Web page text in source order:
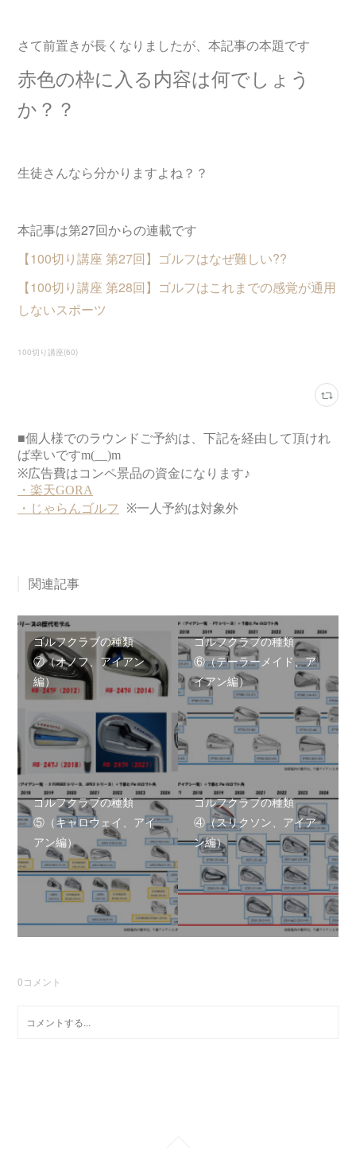
さて前置きが長くなりましたが、本記事の本題です
赤色の枠に入る内容は何でしょう
か？？
生徒さんなら分かりますよね？？
本記事は第27回からの連載です
【100切り講座 第27回】ゴルフはなぜ難しい??
【100切り講座 第28回】ゴルフはこれまでの感覚が通用
しないスポーツ
100切り講座(60)
関連記事
ゴルフクラブの種類
⑦（オノフ、アイアン
編）
ゴルフクラブの種類
⑥（テーラーメイド、ア
イアン編）
ゴルフクラブの種類
⑤（キャロウェイ、アイ
アン編）
ゴルフクラブの種類
④（スリクソン、アイア
ン編）
0コメント